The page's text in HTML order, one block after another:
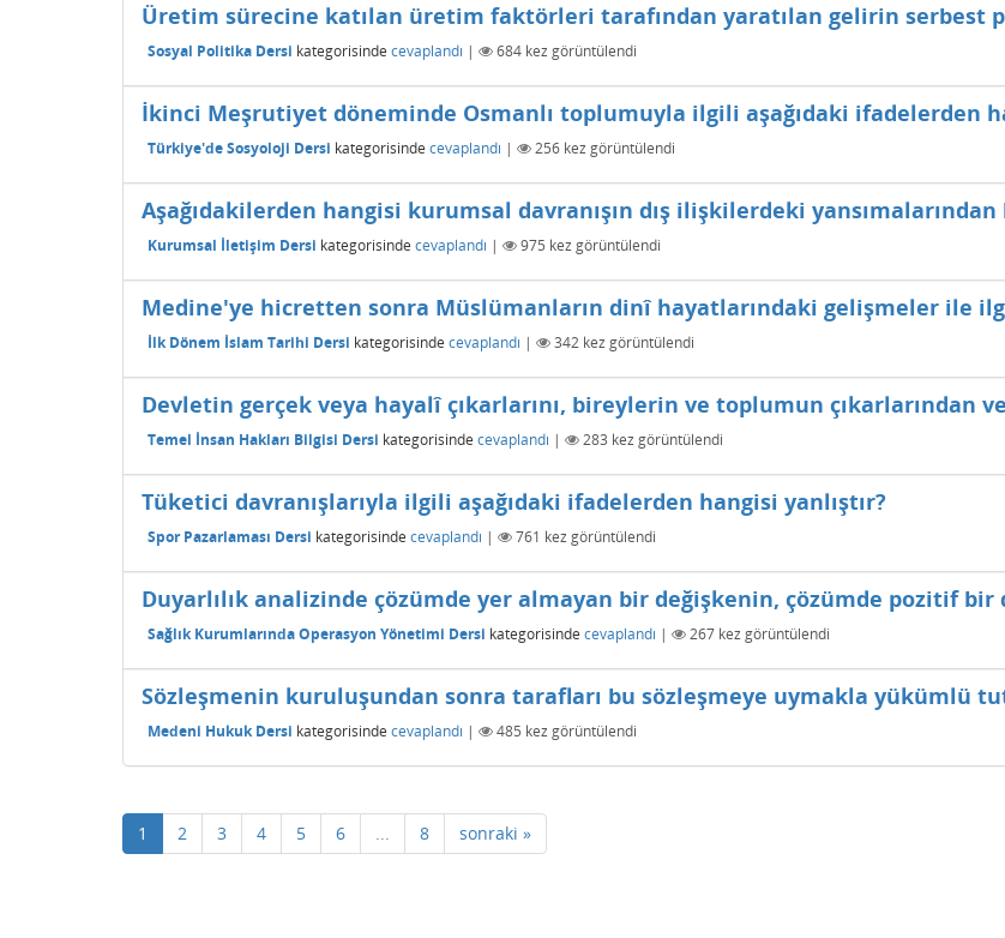
Üretim sürecine katılan üretim faktörleri tarafından yaratılan gelirin serbest
Sosyal Politika Dersi kategorisinde cevaplandı | 684 kez görüntülendi
İkinci Meşrutiyet döneminde Osmanlı toplumuyla ilgili aşağıdaki ifadelerden
Türkiye'de Sosyoloji Dersi kategorisinde cevaplandı | 256 kez görüntülendi
Aşağıdakilerden hangisi kurumsal davranışın dış ilişkilerdeki
Kurumsal İletişim Dersi kategorisinde cevaplandı | 975 kez görüntülendi
Medine'ye hicretten sonra Müslümanların dinî hayatlarındaki gelişmeler ile
İlk Dönem İslam Tarihi Dersi kategorisinde cevaplandı | 342 kez görüntülendi
Devletin gerçek veya hayalî çıkarlarını, bireylerin ve toplumun çıkarlarından
Temel İnsan Hakları Bilgisi Dersi kategorisinde cevaplandı | 283 kez görüntülendi
Tüketici davranışlarıyla ilgili aşağıdaki ifadelerden hangisi yanlıştır?
Spor Pazarlaması Dersi kategorisinde cevaplandı | 761 kez görüntülendi
Duyarlılık analizinde çözümde yer almayan bir değişkenin, çözümde pozitif bir
Sağlık Kurumlarında Operasyon Yönetimi Dersi kategorisinde cevaplandı | 267 kez görüntülendi
Sözleşmenin kuruluşundan sonra tarafları bu sözleşmeye uymakla yükümlü
Medeni Hukuk Dersi kategorisinde cevaplandı | 485 kez görüntülendi
1 2 3 4 5 6 ... 8 sonraki »